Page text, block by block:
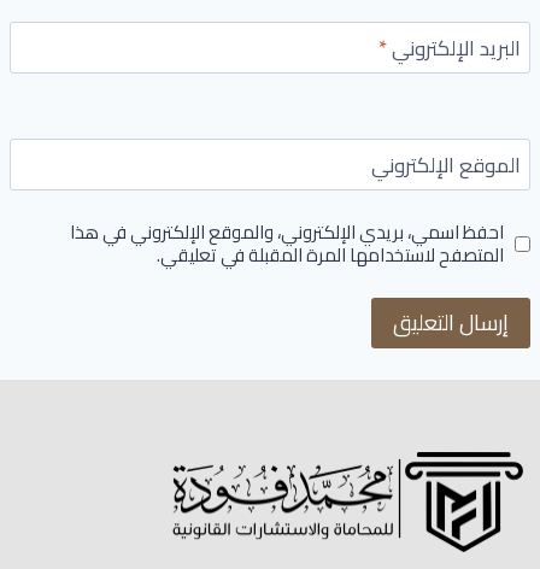
البريد الإلكتروني*
الموقع الإلكتروني
احفظ اسمي، بريدي الإلكتروني، والموقع الإلكتروني في هذا
المتصفح لاستخدامها المرة المقبلة في تعليقي.